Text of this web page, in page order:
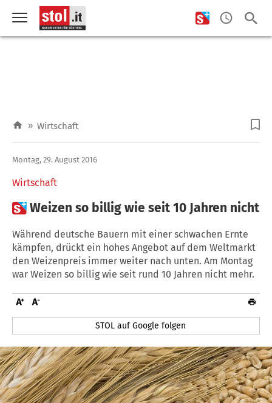
» Wirtschaft
Wirtschaft
Montag, 29. August 2016
Weizen so billig wie seit 10 Jahren nicht
Während deutsche Bauern mit einer schwachen Ernte
kämpfen, drückt ein hohes Angebot auf dem Weltmarkt
den Weizenpreis immer weiter nach unten. Am Montag
war Weizen so billig wie seit rund 10 Jahren nicht mehr.
STOL auf Google folgen